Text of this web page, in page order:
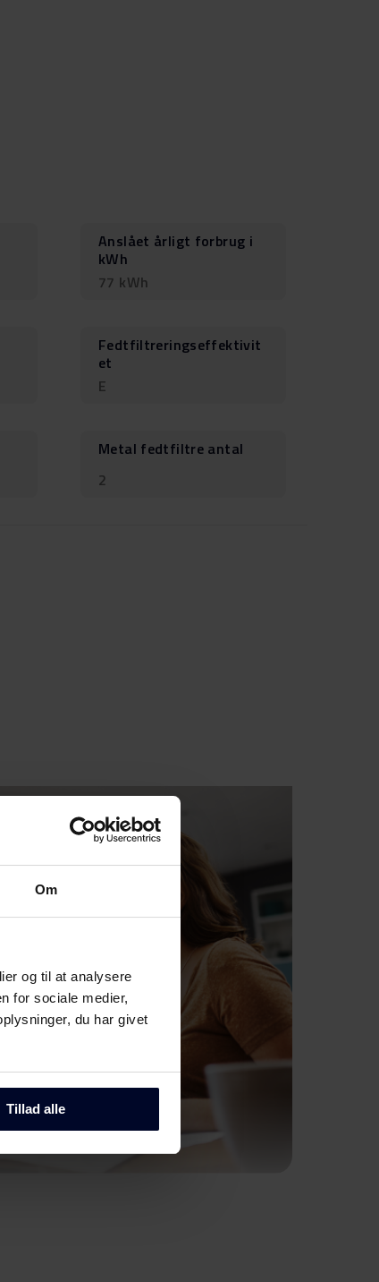
Om
og til at analysere
for sociale medier,
du har givet
Tillad alle
Anslået årligt forbrug i
kWh
77 kWh
Fedtfiltreringseffektivit
et
E
Metal fedtfiltre antal
2